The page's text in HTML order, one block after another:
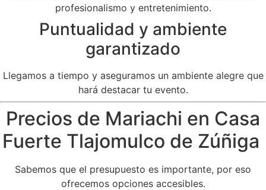
profesionalismo y entretenimiento.
Puntualidad y ambiente
garantizado
Llegamos a tiempo y aseguramos un ambiente alegre que
hará destacar tu evento.
Precios de Mariachi en Casa
Fuerte Tlajomulco de Zúñiga
Sabemos que el presupuesto es importante, por eso
ofrecemos opciones accesibles.